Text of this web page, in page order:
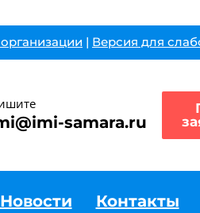
| Версия для
samara.ru
Новости Контакты